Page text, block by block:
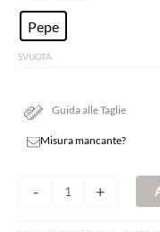
Pepe
SVUOTA
Guida alle Taglie
Misura mancante?
- +